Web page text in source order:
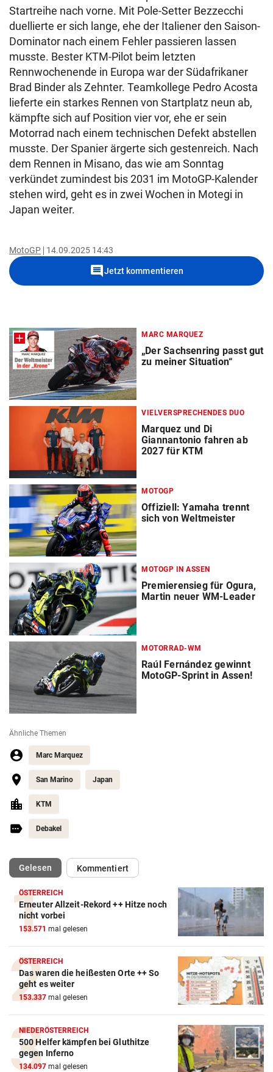
Startreihe nach vorne. Mit Pole-Setter Bezzecchi
duellierte er sich lange, ehe der Italiener den Saison-
Dominator nach einem Fehler passieren lassen
musste. Bester KTM-Pilot beim letzten
Rennwochenende in Europa war der Südafrikaner
Brad Binder als Zehnter. Teamkollege Pedro Acosta
lieferte ein starkes Rennen von Startplatz neun ab,
kämpfte sich auf Position vier vor, ehe er sein
Motorrad nach einem technischen Defekt abstellen
musste. Der Spanier ärgerte sich gestenreich. Nach
dem Rennen in Misano, das wie am Sonntag
verkündet zumindest bis 2031 im MotoGP-Kalender
stehen wird, geht es in zwei Wochen in Motegi in
Japan weiter.
MotoGP 14.09.2025 14:43
commentJetzt kommentieren
MARC MARQUEZ
„Der Sachsenring passt gut
zu meiner Situation“
VIELVERSPRECHENDES DUO
Marquez und Di
Giannantonio fahren ab
2027 für KTM
MOTOGP
Offiziell: Yamaha trennt
sich von Weltmeister
MOTOGP IN ASSEN
Premierensieg für Ogura,
Martin neuer WM-Leader
MOTORRAD-WM
Raúl Fernández gewinnt
MotoGP-Sprint in Assen!
Ähnliche Themen
Marc Marquez
San Marino Japan
KTM
Debakel
Gelesen(ausgewählt)Kommentiert
ÖSTERREICH
Erneuter Allzeit-Rekord ++ Hitze noch
nicht vorbei
153.571 mal gelesen
ÖSTERREICH
Das waren die heißesten Orte ++ So
geht es weiter
153.337 mal gelesen
NIEDERÖSTERREICH
500 Helfer kämpfen bei Gluthitze
gegen Inferno
134.097 mal gelesen
Action-Cam Vergleich
ZUM VERGLEICH
Crosstrainer Vergleich
ZUM VERGLEICH
E-Bike Vergleich
ZUM VERGLEICH
Elektro-Scooter Vergleich
ZUM VERGLEICH